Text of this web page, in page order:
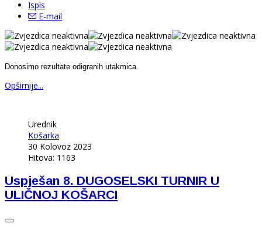
Ispis
E-mail
Donosimo rezultate odigranih utakmica.
Opširnije...
Urednik
Košarka
30 Kolovoz 2023
Hitova: 1163
Uspješan 8. DUGOSELSKI TURNIR U
ULIČNOJ KOŠARCI